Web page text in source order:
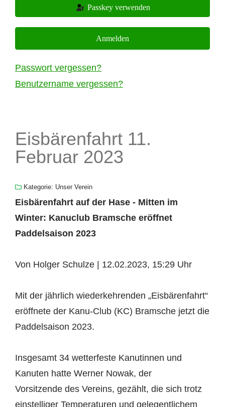
Passkey verwenden
Anmelden
Passwort vergessen?
Benutzername vergessen?
Eisbärenfahrt 11.
Februar 2023
Kategorie: Unser Verein
Eisbärenfahrt auf der Hase - Mitten im
Winter: Kanuclub Bramsche eröffnet
Paddelsaison 2023
Von Holger Schulze | 12.02.2023, 15:29 Uhr
Mit der jährlich wiederkehrenden „Eisbärenfahrt“
eröffnete der Kanu-Club (KC) Bramsche jetzt die
Paddelsaison 2023.
Insgesamt 34 wetterfeste Kanutinnen und
Kanuten hatte Werner Nowak, der
Vorsitzende des Vereins, gezählt, die sich trotz
einstelliger Temperaturen und gelegentlichem